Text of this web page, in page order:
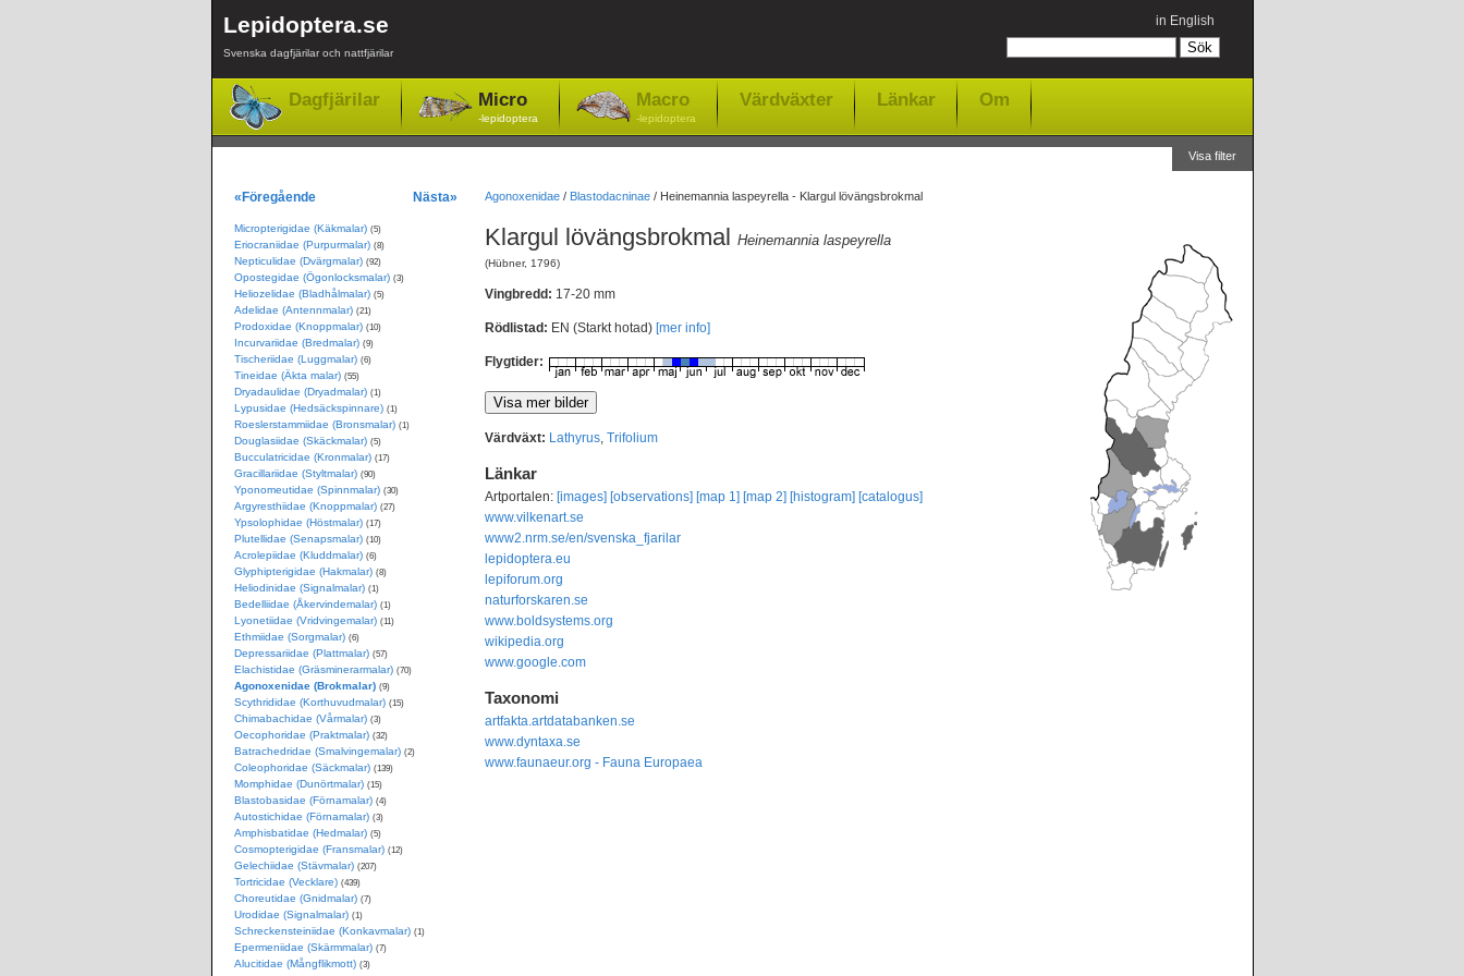
Lepidoptera.se
Svenska dagfjärilar och nattfjärilar
in English
Dagfjärilar Micro
-lepidoptera
Macro
-lepidoptera
Värdväxter Länkar Om
Visa filter
Agonoxenidae/ Blastodacninae/ Heinemannia laspeyrella - Klargul lövängsbrokmal
Klargul lövängsbrokmal Heinemannia laspeyrella
(Hübner, 1796)
Vingbredd: 17-20 mm
Rödlistad: EN (Starkt hotad) [mer info]
Flygtider:
Värdväxt: Lathyrus, Trifolium
Länkar
Artportalen: [images] [observations] [map 1] [map 2] [histogram] [catalogus]
www.vilkenart.se
www2.nrm.se/en/svenska_fjarilar
lepidoptera.eu
lepiforum.org
naturforskaren.se
www.boldsystems.org
wikipedia.org
www.google.com
Taxonomi
artfakta.artdatabanken.se
www.dyntaxa.se
www.faunaeur.org - Fauna Europaea
«Föregående Nästa»
Micropterigidae (Käkmalar) (5)
Eriocraniidae (Purpurmalar) (8)
Nepticulidae (Dvärgmalar) (92)
Opostegidae (Ögonlocksmalar) (3)
Heliozelidae (Bladhålmalar) (5)
Adelidae (Antennmalar) (21)
Prodoxidae (Knoppmalar) (10)
Incurvariidae (Bredmalar) (9)
Tischeriidae (Luggmalar) (6)
Tineidae (Äkta malar) (55)
Dryadaulidae (Dryadmalar) (1)
Lypusidae (Hedsäckspinnare) (1)
Roeslerstammiidae (Bronsmalar) (1)
Douglasiidae (Skäckmalar) (5)
Bucculatricidae (Kronmalar) (17)
Gracillariidae (Styltmalar) (90)
Yponomeutidae (Spinnmalar) (30)
Argyresthiidae (Knoppmalar) (27)
Ypsolophidae (Höstmalar) (17)
Plutellidae (Senapsmalar) (10)
Acrolepiidae (Kluddmalar) (6)
Glyphipterigidae (Hakmalar) (8)
Heliodinidae (Signalmalar) (1)
Bedelliidae (Åkervindemalar) (1)
Lyonetiidae (Vridvingemalar) (11)
Ethmiidae (Sorgmalar) (6)
Depressariidae (Plattmalar) (57)
Elachistidae (Gräsminerarmalar) (70)
Agonoxenidae (Brokmalar) (9)
Scythrididae (Korthuvudmalar) (15)
Chimabachidae (Vårmalar) (3)
Oecophoridae (Praktmalar) (32)
Batrachedridae (Smalvingemalar) (2)
Coleophoridae (Säckmalar) (139)
Momphidae (Dunörtmalar) (15)
Blastobasidae (Förnamalar) (4)
Autostichidae (Förnamalar) (3)
Amphisbatidae (Hedmalar) (5)
Cosmopterigidae (Fransmalar) (12)
Gelechiidae (Stävmalar) (207)
Tortricidae (Vecklare) (439)
Choreutidae (Gnidmalar) (7)
Urodidae (Signalmalar) (1)
Schreckensteiniidae (Konkavmalar) (1)
Epermeniidae (Skärmmalar) (7)
Alucitidae (Mångflikmott) (3)